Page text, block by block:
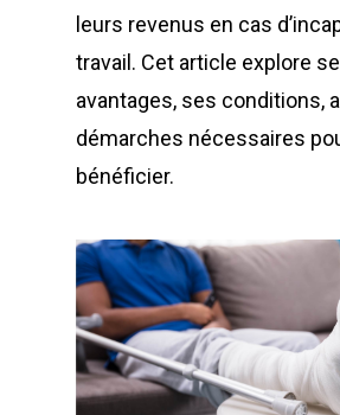
leurs revenus en cas
travail. Cet article explore
avantages, ses conditions,
démarches nécessaires
bénéficier.